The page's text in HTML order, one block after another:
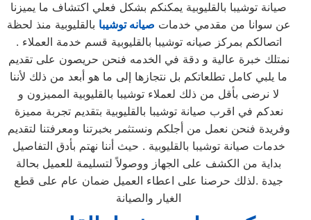
صيانة توشيبا بالقليوبية يمكنكم بشكل فعلي اكتشاف ما يميزنا
عن سوانا من مقدمي خدمات صيانه توشيبا بالقليوبية منذ لحظة
اتصالكم بمركز صيانه توشيبا بالقليوبية قسم خدمة العملاء .
نمتلك خبرة عالية و دقة في الخدمه فنحن حريصون على تقديم
ما يلبي كامل تطلعاتكم بل نتجازها إلى ما هو أبعد من ذلك لأننا
لا نرضى بأقل من ذلك لعملاء توشيبا بالقليوبية المميزون و
نعدكم في اقرب صيانة توشيبا بالقليوبية بتقديم تجربة مميزة
وفريدة فنحن نعمل من أجلكم ونستثمر بخبرتنا ومعرفتنا لتقديم
خدمات صيانة توشيبا بالقليوبية . حيث أننا نهتم بأدق التفاصيل
بداية من الكشف على الجهاز ووصولاً لتسليمة للعميل بحالة
جيدة .لذلك حرصنا على اعطاء العميل ضمان عام على قطع
الغيار والصيانة